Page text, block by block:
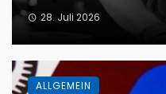
28. Juli 2026
ALLGEMEIN